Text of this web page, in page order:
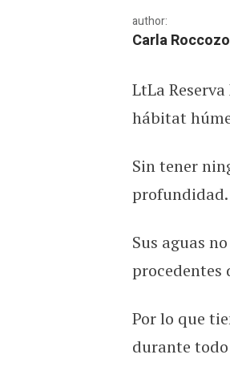
author:
Carla Roccozo
Conoce la
LtLa
hábitat
Sin tener
profundidad.
Sus aguas
procedentes
Por lo que
durante